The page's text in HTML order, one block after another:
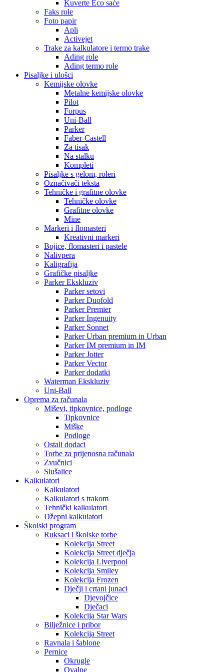
Kuverte Eco saće
Faks role
Foto papir
Apli
Activejet
Trake za kalkulatore i termo trake
Ading role
Ading termo role
Pisaljke i ulošci
Kemijske olovke
Metalne kemijske olovke
Pilot
Forpus
Uni-Ball
Parker
Faber-Castell
Za tisak
Na stalku
Kompleti
Pisaljke s gelom, roleri
Označivači teksta
Tehničke i grafitne olovke
Tehničke olovke
Grafitne olovke
Mine
Markeri i flomasteri
Kreativni markeri
Bojice, flomasteri i pastele
Nalivpera
Kaligrafija
Grafičke pisaljke
Parker Ekskluziv
Parker setovi
Parker Duofold
Parker Premier
Parker Ingenuity
Parker Sonnet
Parker Urban premium in Urban
Parker IM premium in IM
Parker Jotter
Parker Vector
Parker dodatki
Waterman Ekskluziv
Uni-Ball
Oprema za računala
Miševi, tipkovnice, podloge
Tipkovnice
Miške
Podloge
Ostali dodaci
Torbe za prijenosna računala
Zvučnici
Slušalice
Kalkulatori
Kalkulatori
Kalkulatori s trakom
Tehnički kalkulatori
Džepni kalkulatori
Školski program
Ruksaci i školske torbe
Kolekcija Street
Kolekcija Street dječja
Kolekcija Liverpool
Kolekcija Smiley
Kolekcija Frozen
Dječji i crtani junaci
Djevojčice
Dječaci
Kolekcija Star Wars
Bilježnice i pribor
Kolekcija Street
Ravnala i šablone
Pernice
Okrugle
Ovalne